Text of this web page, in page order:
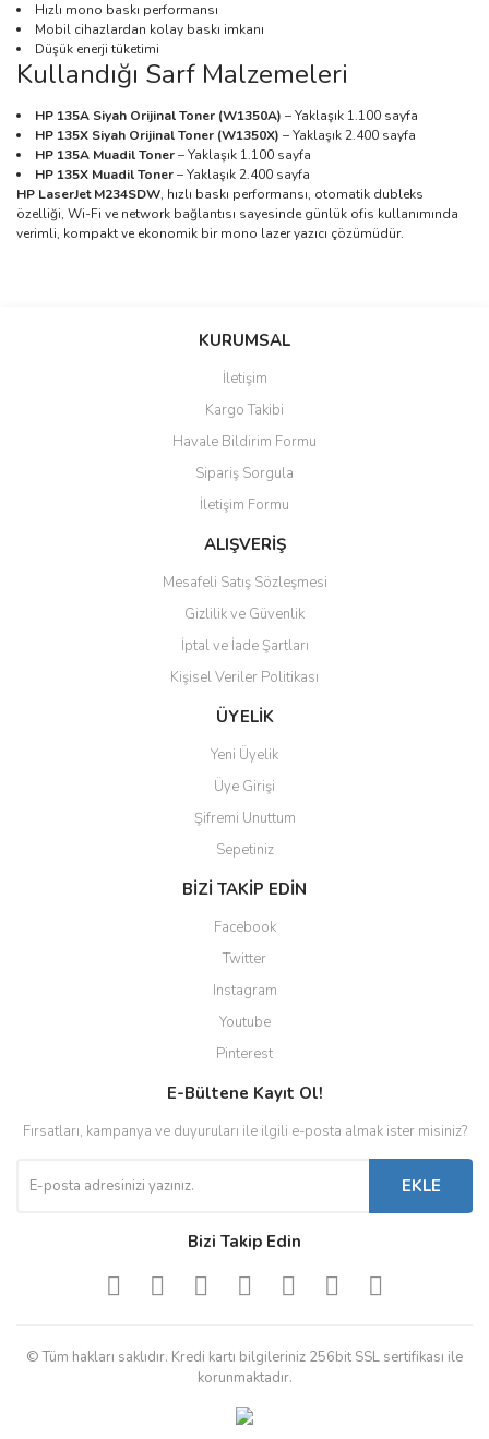
Hızlı mono baskı performansı
Mobil cihazlardan kolay baskı imkanı
Düşük enerji tüketimi
Kullandığı Sarf Malzemeleri
HP 135A Siyah Orijinal Toner (W1350A) – Yaklaşık 1.100 sayfa
HP 135X Siyah Orijinal Toner (W1350X) – Yaklaşık 2.400 sayfa
HP 135A Muadil Toner– Yaklaşık 1.100 sayfa
HP 135X Muadil Toner– Yaklaşık 2.400 sayfa
HP LaserJet M234SDW, hızlı baskı performansı, otomatik dubleks
özelliği, Wi-Fi ve network bağlantısı sayesinde günlük ofis kullanımında
verimli, kompakt ve ekonomik bir mono lazer yazıcı çözümüdür.
Bu ürüne ilk yorumu siz yapın!
Ürün resmi kalitesiz, bozuk veya görüntülenemiyor.
Ürün açıklamasında eksik bilgiler bulunuyor.
Ürün bilgilerinde hatalar bulunuyor.
Ürün fiyatı diğer sitelerden daha pahalı.
Bu ürüne benzer farklı alternatifler olmalı.
Gönder
KURUMSAL
İletişim
Kargo Takibi
Havale Bildirim Formu
Sipariş Sorgula
İletişim Formu
ALIŞVERİŞ
Mesafeli Satış Sözleşmesi
Gizlilik ve Güvenlik
İptal ve İade Şartları
Kişisel Veriler Politikası
ÜYELİK
Yeni Üyelik
Üye Girişi
Şifremi Unuttum
Sepetiniz
BİZİ TAKİP EDİN
Facebook
Twitter
Instagram
Youtube
Pinterest
E-Bültene Kayıt Ol!
Fırsatları, kampanya ve duyuruları ile ilgili e-posta almak ister misiniz?
EKLE
Bizi Takip Edin
© Tüm hakları saklıdır. Kredi kartı bilgileriniz 256bit SSL sertifikası ile
korunmaktadır.